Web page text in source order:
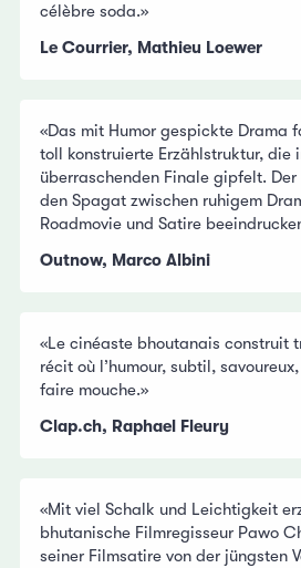
célèbre soda.»
Le Courrier, Mathieu Loewer
«Das mit Humor gespickte Drama
toll konstruierte Erzählstruktur, die
überraschenden Finale gipfelt.
den Spagat zwischen ruhigem
Roadmovie und Satire
Outnow, Marco Albini
«Le cinéaste bhoutanais construit
récit où l’humour, subtil,
faire mouche.»
Clap.ch, Raphael Fleury
«Mit viel Schalk und Leichtigkeit
bhutanische Filmregisseur Pawo
seiner Filmsatire von der jüngsten